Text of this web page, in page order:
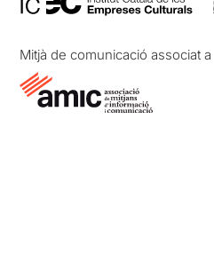
Mitjà de comunicació associat a